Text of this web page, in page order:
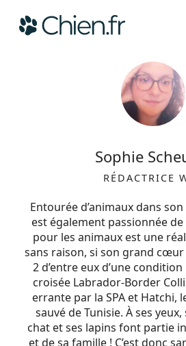
Actualités
Races
Guides
CHIEN.FR AUTEURS
Sophie
RÉDACTRICE
Entourée d’animaux dans
est également passionnée
pour les animaux est une
sans raison, si son grand cœur
2 d’entre eux d’une
croisée Labrador-Border
errante par la SPA et Hatchi,
sauvé de Tunisie. À ses
chat et ses lapins font partie
et de sa famille ! C’est donc